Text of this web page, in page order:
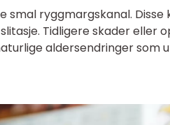
smal ryggmargskanal.
Tidligere skader eller
aldersendringer som